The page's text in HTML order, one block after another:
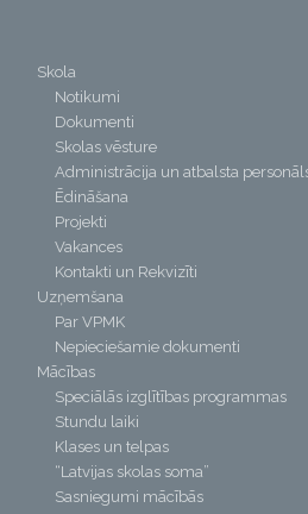
Skola
Notikumi
Dokumenti
Skolas vēsture
Administrācija un atbalsta
Ēdināšana
Projekti
Vakances
Kontakti un Rekvizīti
Uzņemšana
Par VPMK
Nepieciešamie dokumenti
Mācības
Speciālās izglītības programmas
Stundu laiki
Klases un telpas
“Latvijas skolas soma”
Sasniegumi mācībās